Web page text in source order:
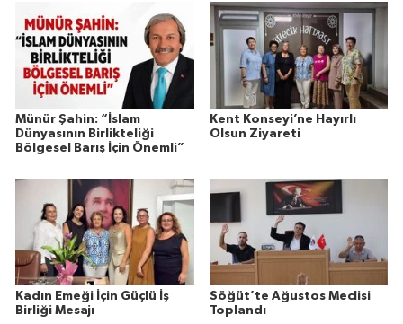
Münür Şahin: “İslam
Dünyasının Birlikteliği
Bölgesel Barış İçin Önemli”
Kent Konseyi’ne Hayırlı
Olsun Ziyareti
Kadın Emeği İçin Güçlü İş
Birliği Mesajı
Söğüt’te Ağustos Meclisi
Toplandı